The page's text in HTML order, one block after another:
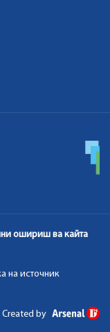
услуг
ошириш ва кайта
на источник
Created by